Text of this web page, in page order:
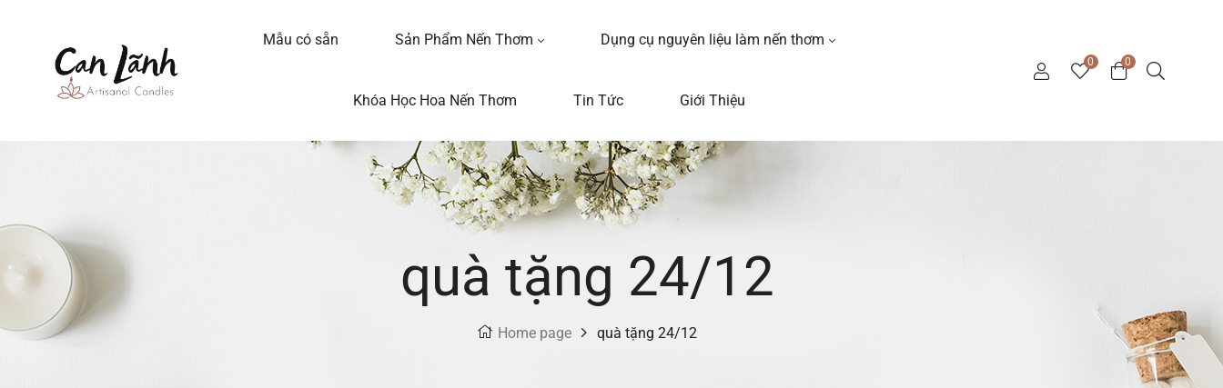
Mẫu có sẵn Sản Phẩm Nến Thơm Dụng cụ nguyên liệu làm nến thơm
Khóa Học Hoa Nến Thơm Tin Tức Giới Thiệu
0 0
quà tặng 24/12
Home page quà tặng 24/12